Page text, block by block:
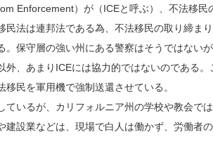
Enforcement）が（ICEと呼ぶ）、不法移民
法は連邦法である為、不法移民の取り締ま
保守層の強い州にある警察はそうではない
、あまりICEには協力的ではないのである
民を軍用機で強制送還させている。
いるが、カリフォルニア州の学校や教会で
設業などは、現場で白人は働かず、労働者